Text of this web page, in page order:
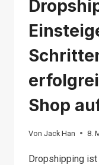
Shop
Von Jack Han 8.
Dropshipping